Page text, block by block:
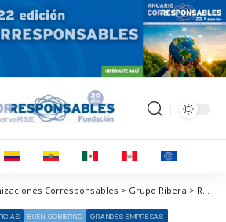
Corresponsables > Organizaciones Corresponsables > Grupo Ribera > Ribera Hospital de Molina, nominado a los premios TOP20 entre los grandes centros de España
BUEN GOBIERNO
GRANDES EMPRESAS